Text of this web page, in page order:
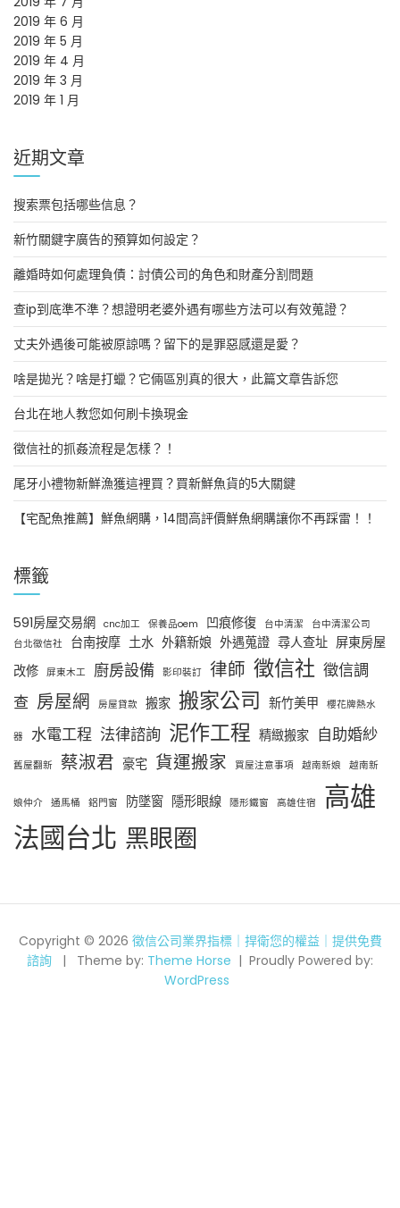
2019 年 6 月
2019 年 5 月
2019 年 4 月
2019 年 3 月
2019 年 1 月
近期文章
搜索票包括哪些信息？
新竹關鍵字廣告的預算如何設定？
離婚時如何處理負債：討債公司的角色和財產分割問題
查ip到底準不準？想證明老婆外遇有哪些方法可以有效蒐證？
丈夫外遇後可能被原諒嗎？留下的是罪惡感還是愛？
啥是拋光？啥是打蠟？它倆區別真的很大，此篇文章告訴您
台北在地人教您如何刷卡換現金
徵信社的抓姦流程是怎樣？！
尾牙小禮物新鮮漁獲這裡買？買新鮮魚貨的5大關鍵
【宅配魚推薦】鮮魚網購，14間高評價鮮魚網購讓你不再踩雷！！
標籤
591房屋交易網 cnc加工 保養品oem 凹痕修復 台中清潔
台中清潔公司
台北徵信社
台南按摩 土水 外籍新娘 外遇蒐證 尋人查址 屏東房屋
改修 屏東木工 廚房設備 影印裝訂 律師 徵信社 徵信調
查 房屋網 房屋貸款 搬家 搬家公司 新竹美甲 櫻花牌熱水
器 水電工程 法律諮詢 泥作工程 精緻搬家 自助婚紗
舊屋翻新 蔡淑君 豪宅 貨運搬家 買屋注意事項 越南新娘 越南新
娘仲介 通馬桶 鋁門窗 防墜窗 隱形眼線 隱形鐵窗 高雄住宿
高雄
法國台北 黑眼圈
Copyright © 2026 徵信公司業界指標｜捍衛您的權益｜提供免費
諮詢
Theme by: Theme Horse
Proudly Powered by:
WordPress